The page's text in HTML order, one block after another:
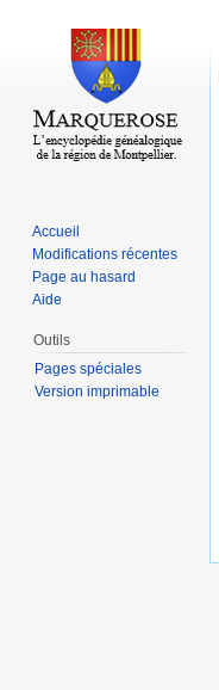
Accueil
Modifications récentes
Page au hasard
Aide
Outils
Pages spéciales
Version imprimable